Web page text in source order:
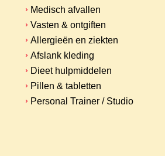
Medisch afvallen
Vasten & ontgiften
Allergieën en ziekten
Afslank kleding
Dieet hulpmiddelen
Pillen & tabletten
Personal Trainer / Studio